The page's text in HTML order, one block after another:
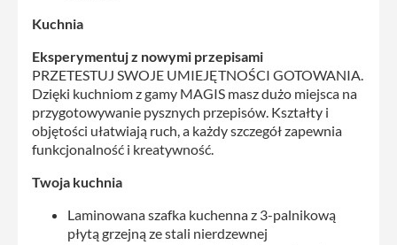
Kuchnia
Eksperymentuj z nowymi przepisami
PRZETESTUJ SWOJE UMIEJĘTNOŚCI GOTOWANIA.
Dzięki kuchniom z gamy MAGIS masz dużo miejsca na
przygotowywanie pysznych przepisów. Kształty i
objętości ułatwiają ruch, a każdy szczegół zapewnia
funkcjonalność i kreatywność.
Twoja kuchnia
Laminowana szafka kuchenna z 3-palnikową
płytą grzejną ze stali nierdzewnej